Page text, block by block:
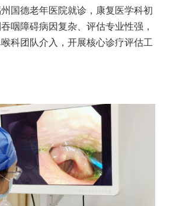
国德老年医院就诊，康复医学科初
咽障碍病因复杂、评估专业性强，
科团队介入，开展核心诊疗评估工